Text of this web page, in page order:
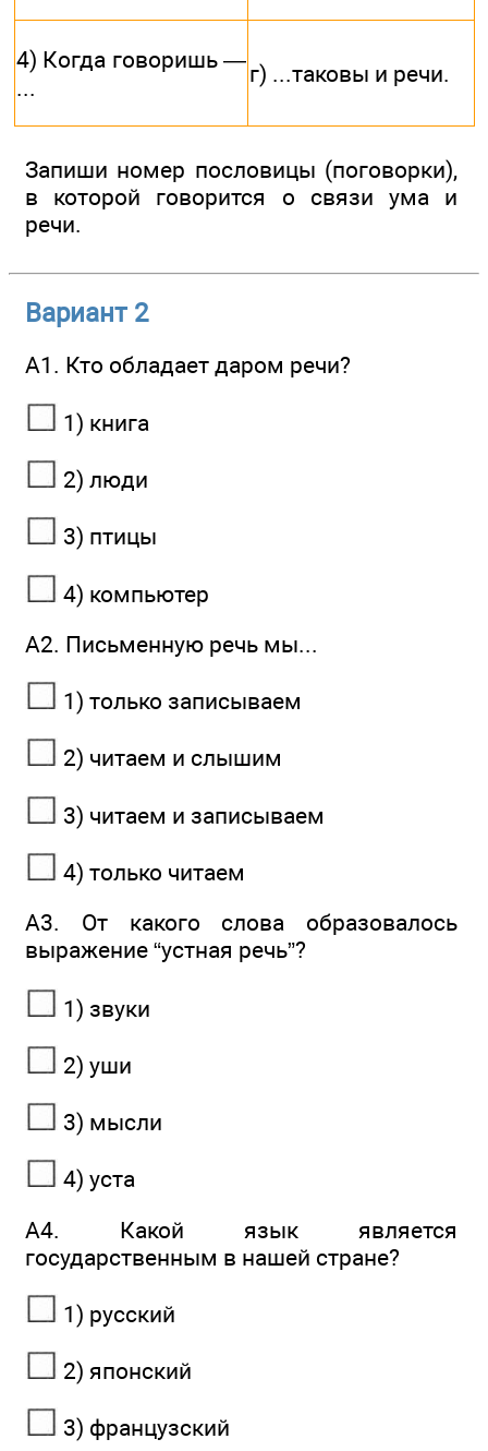
4) Когда гово­ришь —
...
г) ...таковы и речи.
Запиши номер пословицы (поговорки),
в которой говорится о связи ума и
речи.
Вариант 2
А1. Кто обладает даром речи?
1) книга
2) люди
3) птицы
4) компьютер
А2. Письменную речь мы...
1) только записываем
2) читаем и слышим
3) читаем и записываем
4) только читаем
А3. От какого слова образовалось
выраже­ние “устная речь”?
1) звуки
2) уши
3) мысли
4) уста
А4. Какой язык является
государственным в нашей стране?
1) русский
2) японский
3) французский